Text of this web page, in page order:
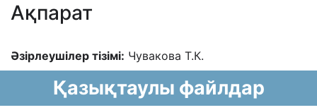
Ақпарат
Əзірлеушілер тізімі: Чувакова Т.К.
Қазықтаулы файлдар